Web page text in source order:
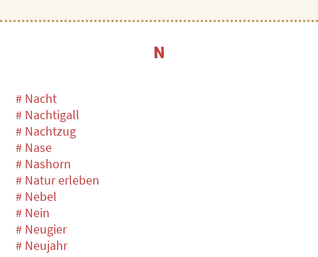
N
# Nacht
# Nachtigall
# Nachtzug
# Nase
# Nashorn
# Natur erleben
# Nebel
# Nein
# Neugier
# Neujahr